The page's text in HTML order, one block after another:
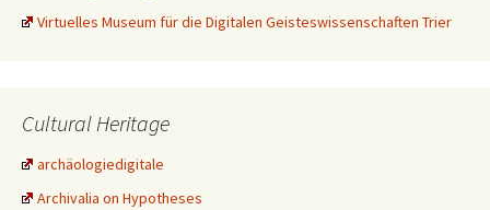
Virtuelles Museum für die Digitalen Geisteswissenschaften Trier
Cultural Heritage
archäologiedigitale
Archivalia on Hypotheses